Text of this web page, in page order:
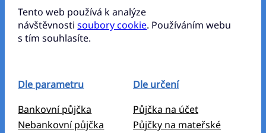
Tento web používá k analýze
návštěvnostisoubory cookie. Používáním webu
s tím souhlasíte.
Dle parametru
Bankovní půjčka
Nebankovní půjčka
Dle určení
Půjčka na účet
Půjčky na mateřské